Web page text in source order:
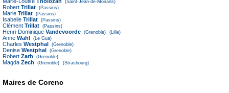
(Saint-Jean-de-Moirans)
Robert Trillat (Passins)
Marie Trillat (Passins)
Isabelle Trillat (Passins)
Clément Trillat (Passins)
Henri-Dominique Vandevoorde (Grenoble) (Lille)
Anne Wahl (Le Gua)
Charles Westphal (Grenoble)
Denise Westphal (Grenoble)
Robert Zarb (Grenoble)
Magda Zech (Grenoble) (Strasbourg)
Maires de Corenc